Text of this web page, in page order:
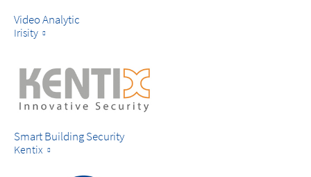
Video Analytic
Irisity
Smart Building Security
Kentix